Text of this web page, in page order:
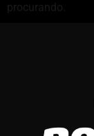
procurando.